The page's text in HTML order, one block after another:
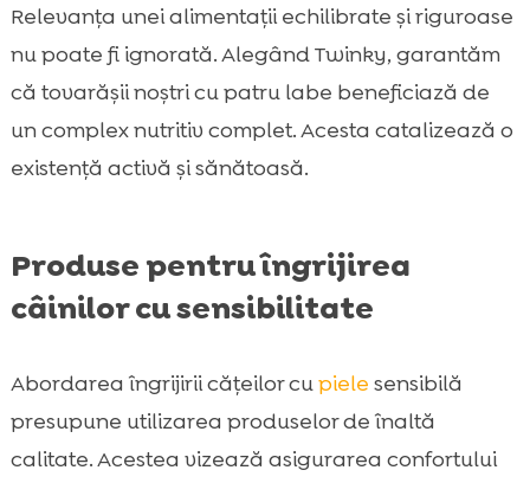
Relevanța unei alimentații echilibrate și riguroase
nu poate fi ignorată. Alegând Twinky, garantăm
că tovarășii noștri cu patru labe beneficiază de
un complex nutritiv complet. Acesta catalizează o
existență activă și sănătoasă.
Produse pentru îngrijirea
câinilor cu sensibilitate
Abordarea îngrijirii cățeilor cupiele sensibilă
presupune utilizarea produselor de înaltă
calitate. Acestea vizează asigurarea confortului